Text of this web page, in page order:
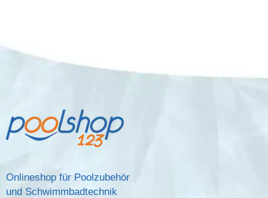
Onlineshop für Poolzubehör
und Schwimmbadtechnik